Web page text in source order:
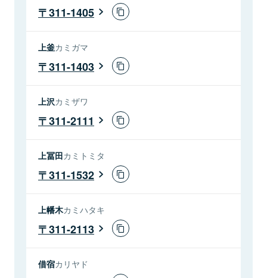
311-1405
上釜カミガマ
311-1403
上沢カミザワ
311-2111
上冨田カミトミタ
311-1532
上幡木カミハタキ
311-2113
借宿カリヤド